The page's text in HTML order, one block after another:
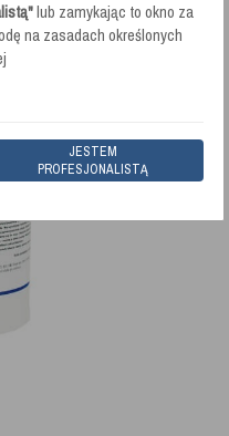
lub zamykając to okno za
na zasadach określonych
JESTEM
PROFESJONALISTĄ